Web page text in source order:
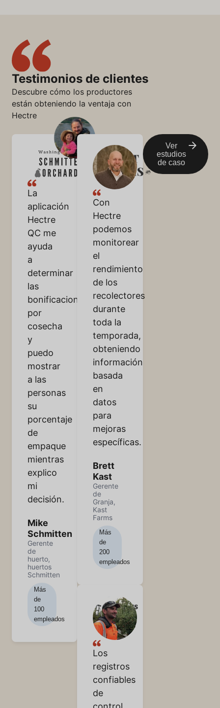
Testimonios de clientes
Descubre cómo los productores
están obteniendo la ventaja con
Hectre
La
aplicación
Hectre
QC me
ayuda
a
determinar
las
bonificaciones
por
cosecha
y
puedo
mostrar
a las
personas
su
porcentaje
de
empaque
mientras
explico
mi
decisión.
Mike
Schmitten
Gerente
de
huerto,
huertos
Schmitten
Más
de
100
empleados
Con
Hectre
podemos
monitorear
el
rendimiento
de los
recolectores
durante
toda la
temporada,
obteniendo
información
basada
en
datos
para
mejoras
específicas.
Brett
Kast
Gerente
de
Granja,
Kast
Farms
Más
de
200
empleados
Los
registros
confiables
de
Ver
estudios
de caso